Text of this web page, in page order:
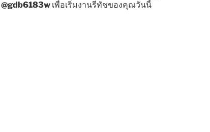
@gdb6183w เพื่อเริ่มงานรีทัชของคุณวันนี้